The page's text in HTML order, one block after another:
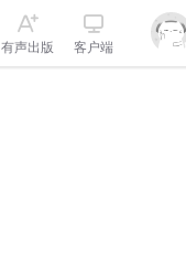
有声出版 客户端